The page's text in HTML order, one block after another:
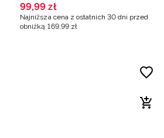
99,99 zł
Najniższa cena z ostatnich 30 dni przed
obniżką 169,99 zł